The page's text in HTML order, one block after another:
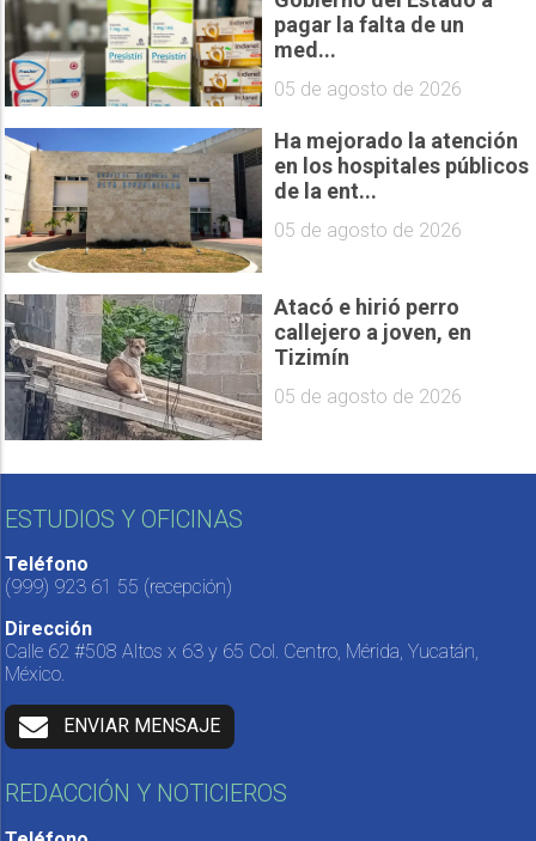
pagar la falta de un
med...
05 de agosto de 2026
Ha mejorado la atención
en los hospitales públicos
de la ent...
05 de agosto de 2026
Atacó e hirió perro
callejero a joven, en
Tizimín
05 de agosto de 2026
ESTUDIOS Y OFICINAS
Teléfono
(999) 923 61 55 (recepción)
Dirección
Calle 62 #508 Altos x 63 y 65 Col. Centro, Mérida, Yucatán,
México.
ENVIAR MENSAJE
REDACCIÓN Y NOTICIEROS